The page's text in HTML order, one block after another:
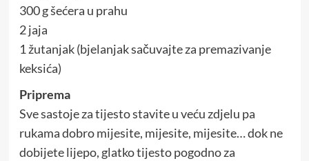
300 g šećera u prahu
2 jaja
1 žutanjak (bjelanjak sačuvajte za premazivanje
keksića)
Priprema
Sve sastoje za tijesto stavite u veću zdjelu pa
rukama dobro mijesite, mijesite, mijesite… dok ne
dobijete lijepo, glatko tijesto pogodno za